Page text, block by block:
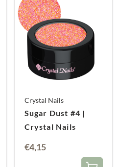
Crystal Nails
Sugar Dust #4 |
Crystal Nails
€4,15